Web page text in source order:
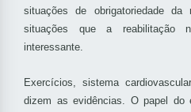
situações de obrigatoriedade da
situações que a reabilitação
interessante.
Exercícios, sistema
dizem as evidências. O papel do